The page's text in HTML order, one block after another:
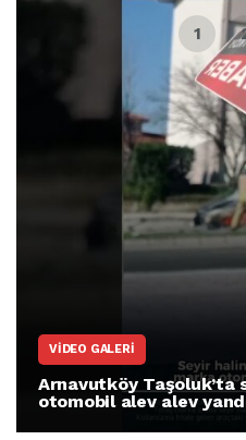
VIDEO GALERI
Arnavutköy Taşoluk’ta
otomobil alev alev